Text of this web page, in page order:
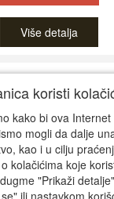
Više detalja
koristi
kako bi ova
mogli da dalje
kao i u cilju
kolačićima koje
"Prikaži
ili nastavkom